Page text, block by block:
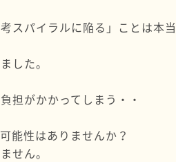
スパイラルに陥る」ことは本当
した。
担がかかってしまう・・
能性はありませんか？
せん。